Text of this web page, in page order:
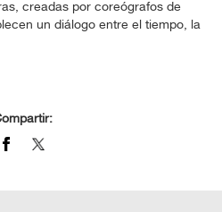
creadas por coreógrafos de
un diálogo entre el tiempo, la